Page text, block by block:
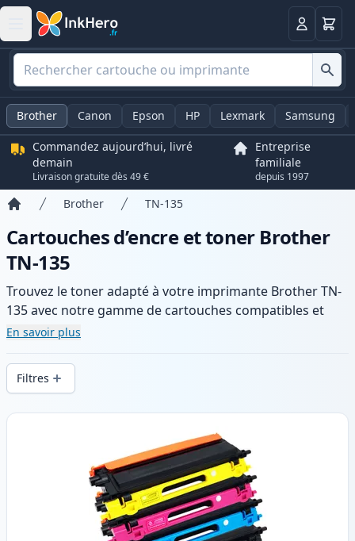
Panier
Brother Canon Epson HP Lexmark Samsung
Commandez aujourd’hui, livré
demain
Livraison gratuite dès 49 €
Entreprise
familiale
depuis 1997
Brother TN-135
Cartouches d’encre et toner Brother
TN-135
Trouvez le toner adapté à votre imprimante Brother TN-
135 avec notre gamme de cartouches compatibles et
haute capacité. Profitez d’une qualité d’impression
en .
En savoir plus
Filtres
Produits